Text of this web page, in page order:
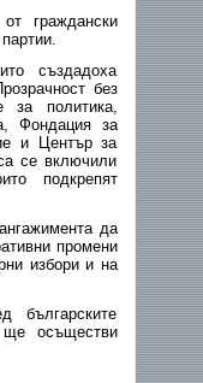
граждански
създадоха
без
за политика,
Фондация за
и Център за
се включили
подкрепят
да
промени
избори и на
българските
ще осъществи